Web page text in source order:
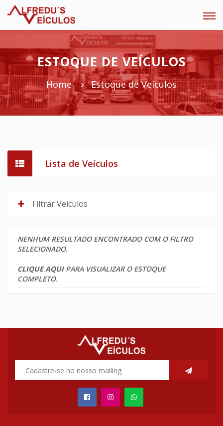
ESTOQUE DE VEÍCULOS
Home Estoque de Veículos
Lista de Veículos
Filtrar Veículos
NENHUM RESULTADO ENCONTRADO COM O FILTRO
SELECIONADO.
CLIQUE AQUIPARA VISUALIZAR O ESTOQUE
COMPLETO.